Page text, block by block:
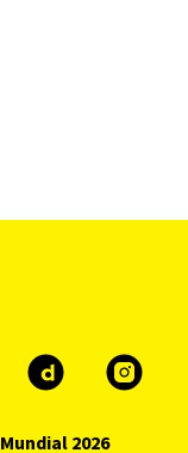
Mundial 2026